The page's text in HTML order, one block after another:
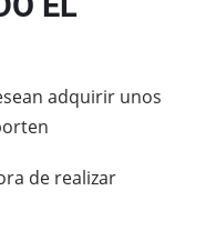
adquirir unos
de realizar